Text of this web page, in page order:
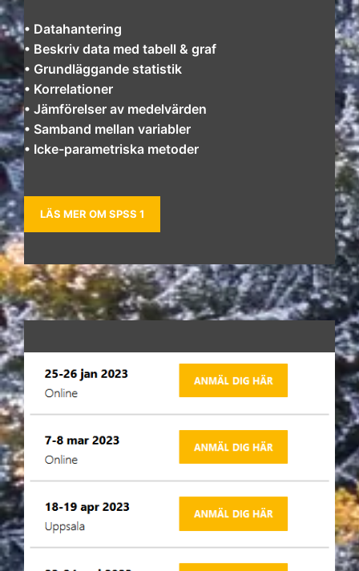
• Datahantering
• Beskriv data med tabell & graf
• Grundläggande statistik
• Korrelationer
• Jämförelser av medelvärden
• Samband mellan variabler
• Icke-parametriska metoder
LÄS MER OM SPSS 1